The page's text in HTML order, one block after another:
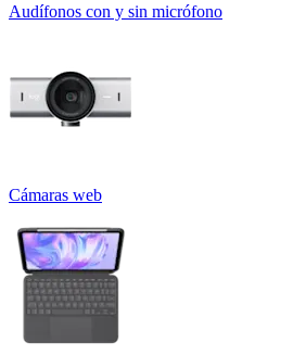
Audífonos con y sin micrófono
Cámaras web